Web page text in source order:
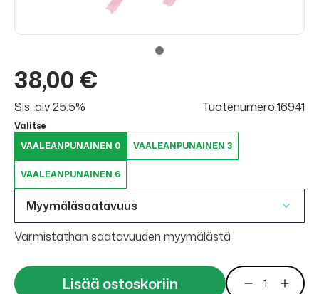
38,00 €
Sis. alv 25.5% Tuotenumero:16941
Valitse
VAALEANPUNAINEN 0
VAALEANPUNAINEN 3
VAALEANPUNAINEN 6
Myymäläsaatavuus
Varmistathan saatavuuden myymälästä
Lisää ostoskoriin